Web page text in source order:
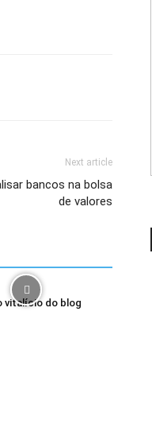
Next article
bancos na bolsa
de valores
vitalício do blog